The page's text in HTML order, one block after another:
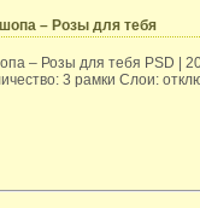
– Розы для тебя
– Розы для тебя PSD |
3 рамки Слои: